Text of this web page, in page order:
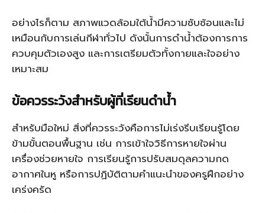
อย่างไรก็ตาม สภาพแวดล้อมใต้น้ำมีความซับซ้อนและไม่
เหมือนกับการเล่นกีฬาทั่วไป ดังนั้นการดำน้ำต้องการการ
ควบคุมตัวเองสูง และการเตรียมตัวทั้งกายและใจอย่าง
เหมาะสม
ข้อควรระวังสำหรับผู้ที่เรียนดำน้ำ
สำหรับมือใหม่ สิ่งที่ควรระวังคือการไม่เร่งรีบเรียนรู้โดย
ข้ามขั้นตอนพื้นฐาน เช่น การเข้าใจวิธีการหายใจผ่าน
เครื่องช่วยหายใจ การเรียนรู้การปรับสมดุลความกด
อากาศในหู หรือการปฏิบัติตามคำแนะนำของครูฝึกอย่าง
เคร่งครัด